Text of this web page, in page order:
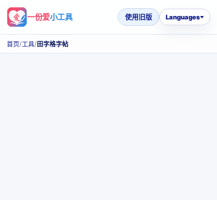
一份爱小工具 使用旧版 Languages
首页/工具/田字格字帖